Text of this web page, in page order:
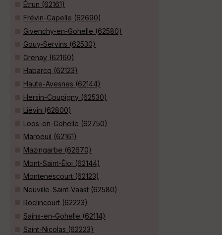
Étrun (62161)
Frévin-Capelle (62690)
Givenchy-en-Gohelle (62580)
Gouy-Servins (62530)
Grenay (62160)
Habarcq (62123)
Haute-Avesnes (62144)
Hersin-Coupigny (62530)
Liévin (62800)
Loos-en-Gohelle (62750)
Maroeuil (62161)
Mazingarbe (62670)
Mont-Saint-Éloi (62144)
Montenescourt (62123)
Neuville-Saint-Vaast (62580)
Roclincourt (62223)
Sains-en-Gohelle (62114)
Saint-Nicolas (62223)